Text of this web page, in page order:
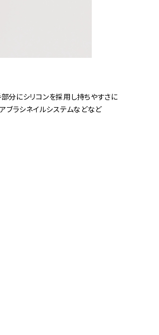
分にシリコンを採用し持ちやすさに
ブラシネイルシステムなどなど